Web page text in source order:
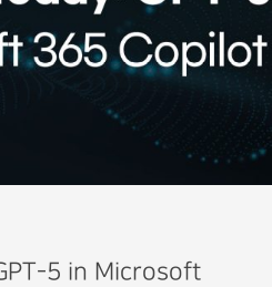
5 in Microsoft